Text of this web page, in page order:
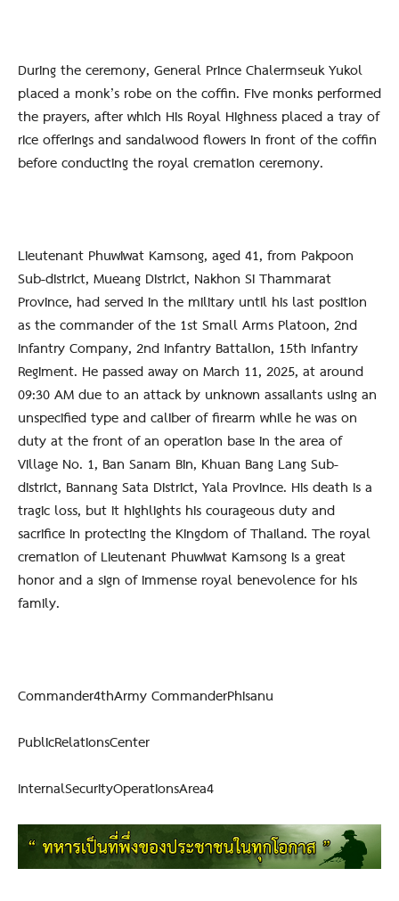
During the ceremony, General Prince Chalermseuk Yukol
placed a monk’s robe on the coffin. Five monks performed
the prayers, after which His Royal Highness placed a tray of
rice offerings and sandalwood flowers in front of the coffin
before conducting the royal cremation ceremony.
Lieutenant Phuwiwat Kamsong, aged 41, from Pakpoon
Sub-district, Mueang District, Nakhon Si Thammarat
Province, had served in the military until his last position
as the commander of the 1st Small Arms Platoon, 2nd
Infantry Company, 2nd Infantry Battalion, 15th Infantry
Regiment. He passed away on March 11, 2025, at around
09:30 AM due to an attack by unknown assailants using an
unspecified type and caliber of firearm while he was on
duty at the front of an operation base in the area of
Village No. 1, Ban Sanam Bin, Khuan Bang Lang Sub-
district, Bannang Sata District, Yala Province. His death is a
tragic loss, but it highlights his courageous duty and
sacrifice in protecting the Kingdom of Thailand. The royal
cremation of Lieutenant Phuwiwat Kamsong is a great
honor and a sign of immense royal benevolence for his
family.
Commander4thArmy CommanderPhisanu
PublicRelationsCenter
InternalSecurityOperationsArea4